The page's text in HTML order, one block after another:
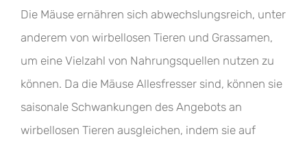
Die Mäuse ernähren sich abwechslungsreich, unter
anderem von wirbellosen Tieren und Grassamen,
um eine Vielzahl von Nahrungsquellen nutzen zu
können. Da die Mäuse Allesfresser sind, können sie
saisonale Schwankungen des Angebots an
wirbellosen Tieren ausgleichen, indem sie auf